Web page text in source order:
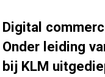
Digital
Onder leiding
bij KLM